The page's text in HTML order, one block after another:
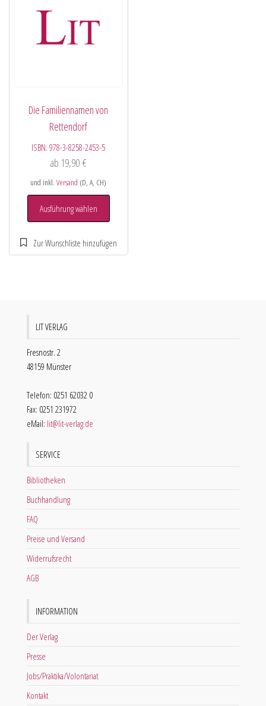
Die Familiennamen von
Rettendorf
ISBN:978-3-8258-2453-5
ab 19,90€
und inkl.Versand (D, A, CH)
Ausführung wählen
LIT VERLAG
Fresnostr. 2
48159 Münster
Telefon: 0251 62032 0
Fax: 0251 231972
eMail: lit@lit-verlag.de
SERVICE
Bibliotheken
Buchhandlung
FAQ
Preise und Versand
Widerrufsrecht
AGB
INFORMATION
Der Verlag
Presse
Jobs/Praktika/Volontariat
Kontakt